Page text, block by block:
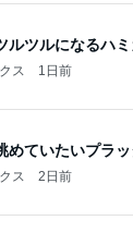
ルツルになるハ
ス 1日前
めていたいプラ
ス 2日前